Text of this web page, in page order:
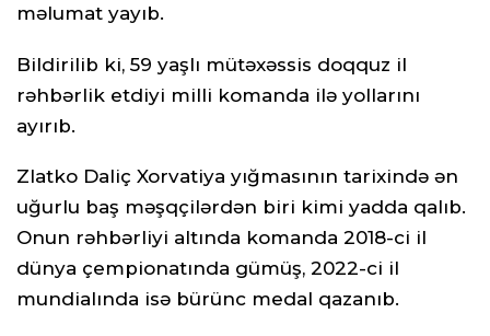
məlumat yayıb.
Bildirilib ki, 59 yaşlı mütəxəssis doqquz il
rəhbərlik etdiyi milli komanda ilə yollarını
ayırıb.
Zlatko Daliç Xorvatiya yığmasının tarixində ən
uğurlu baş məşqçilərdən biri kimi yadda qalıb.
Onun rəhbərliyi altında komanda 2018-ci il
dünya çempionatında gümüş, 2022-ci il
mundialında isə bürünc medal qazanıb.